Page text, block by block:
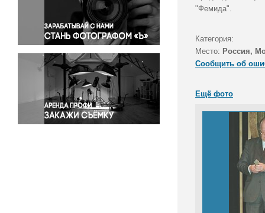
Правосудие
Происшествия и конфликты
Религия
Светская жизнь
Спорт
Экология
Экономика и бизнес
"Фемида".
Категория:
Место: Россия,
Сообщить об
Ещё фото